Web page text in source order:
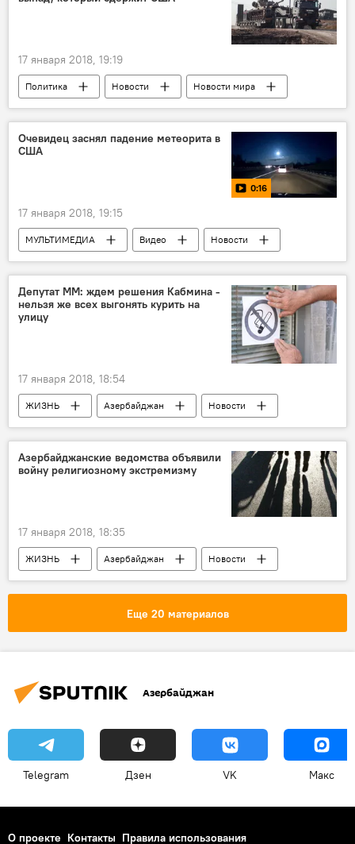
17 января 2018, 19:19
Политика Новости
Новости мира
Турция
США
Сирия
Догу Перинчек
Очевидец заснял падение метеорита в
США
0:16
17 января 2018, 19:15
МУЛЬТИМЕДИА Видео
Новости
Новости мира
Депутат ММ: ждем решения Кабмина -
нельзя же всех выгонять курить на
улицу
17 января 2018, 18:54
ЖИЗНЬ Азербайджан
Новости
Экономика
Руфат Гулиев
курение
штрафы
Антитабачная кампания
Азербайджан без сигарет
Азербайджанские ведомства объявили
войну религиозному экстремизму
17 января 2018, 18:35
ЖИЗНЬ Азербайджан
Новости
Экстремизм
Еще 20 материалов
Азербайджан
Telegram Дзен VK Макс
О проекте Контакты Правила использования